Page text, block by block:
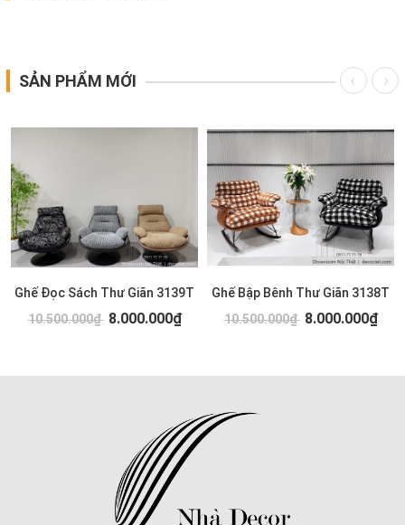
SẢN PHẨM MỚI
Ghế Đọc Sách Thư Giãn 3139T
10.500.000₫ 8.000.000₫
Ghế Bập Bênh Thư Giãn 3138T
10.500.000₫ 8.000.000₫